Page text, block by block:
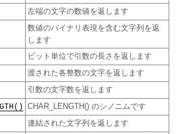
左端の文字の数値を返します
数値のバイナリ表現を含む文字列を返
します
ビット単位で引数の長さを返します
渡された各整数の文字を返します
引数の文字数を返します
CHAR_LENGTH() のシノニムです
連結された文字列を返します